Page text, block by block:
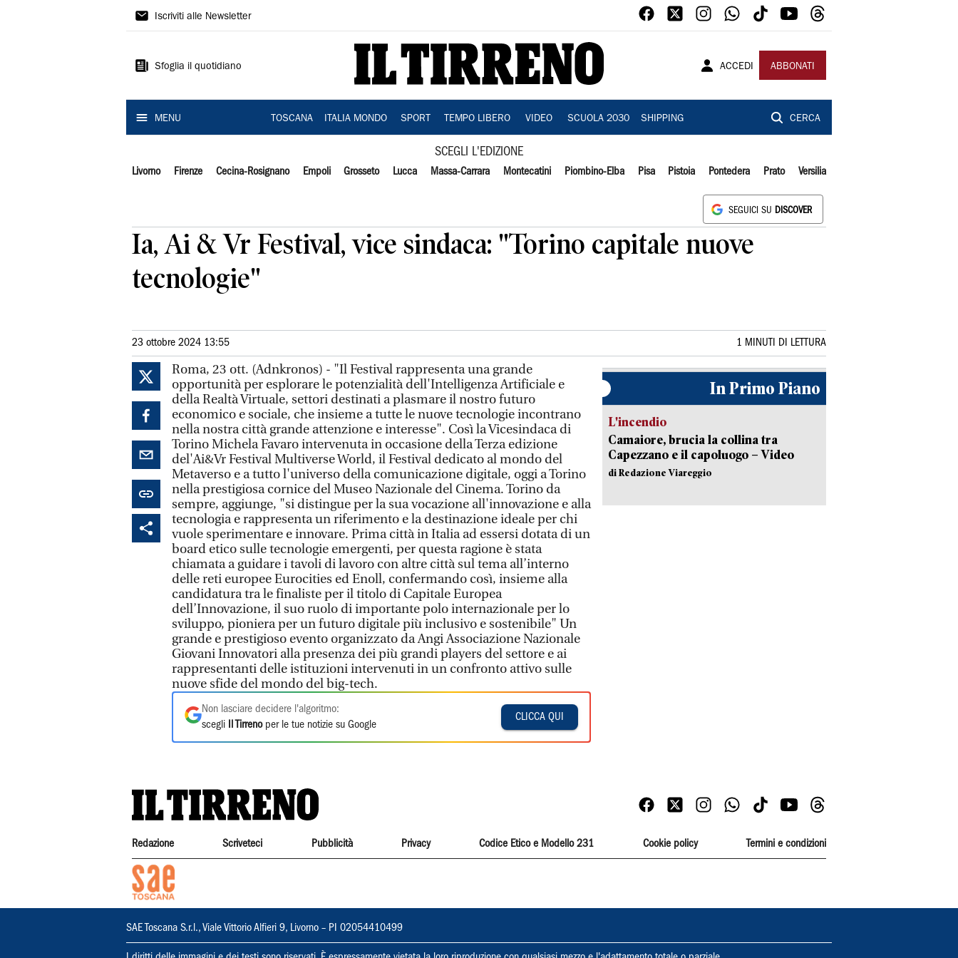
Il
Iscriviti alle Newsletter
Sfoglia il quotidiano ACCEDI ABBONATI
MENU TOSCANA ITALIA MONDO SPORT TEMPO LIBERO VIDEO SCUOLA 2030 SHIPPING CERCA
SCEGLI L'EDIZIONE
Livorno Firenze Cecina-Rosignano Empoli Grosseto Lucca Massa-Carrara Montecatini Piombino-Elba Pisa Pistoia Pontedera Prato Versilia
SEGUICI SU DISCOVER
Ia, Ai & Vr Festival, vice sindaca: "Torino capitale nuove
tecnologie"
23 ottobre 2024 13:55 1 MINUTI DI LETTURA
Roma, 23 ott. (Adnkronos) - "Il Festival rappresenta una grande
opportunità per esplorare le potenzialità dell'Intelligenza Artificiale e
della Realtà Virtuale, settori destinati a plasmare il nostro futuro
economico e sociale, che insieme a tutte le nuove tecnologie incontrano
nella nostra città grande attenzione e interesse". Così la Vicesindaca di
Torino Michela Favaro intervenuta in occasione della Terza edizione
del'Ai&Vr Festival Multiverse World, il Festival dedicato al mondo del
Metaverso e a tutto l'universo della comunicazione digitale, oggi a Torino
nella prestigiosa cornice del Museo Nazionale del Cinema. Torino da
sempre, aggiunge, "si distingue per la sua vocazione all'innovazione e alla
tecnologia e rappresenta un riferimento e la destinazione ideale per chi
vuole sperimentare e innovare. Prima città in Italia ad essersi dotata di un
board etico sulle tecnologie emergenti, per questa ragione è stata
chiamata a guidare i tavoli di lavoro con altre città sul tema all’interno
delle reti europee Eurocities ed Enoll, confermando così, insieme alla
candidatura tra le finaliste per il titolo di Capitale Europea
dell’Innovazione, il suo ruolo di importante polo internazionale per lo
sviluppo, pioniera per un futuro digitale più inclusivo e sostenibile" Un
grande e prestigioso evento organizzato da Angi Associazione Nazionale
Giovani Innovatori alla presenza dei più grandi players del settore e ai
rappresentanti delle istituzioni intervenuti in un confronto attivo sulle
nuove sfide del mondo del big-tech.
Non lasciare decidere l'algoritmo:
scegli
Il Tirrenoper le tue notizie su Google
CLICCA QUI
In Primo Piano
L'incendio
Camaiore, brucia la collina tra
Capezzano e il capoluogo – Video
di Redazione Viareggio
Redazione Scriveteci Pubblicità Privacy Codice Etico e Modello 231 Cookie policy Termini e condizioni
SAE Toscana S.r.l., Viale Vittorio Alfieri 9, Livorno – PI 02054410499